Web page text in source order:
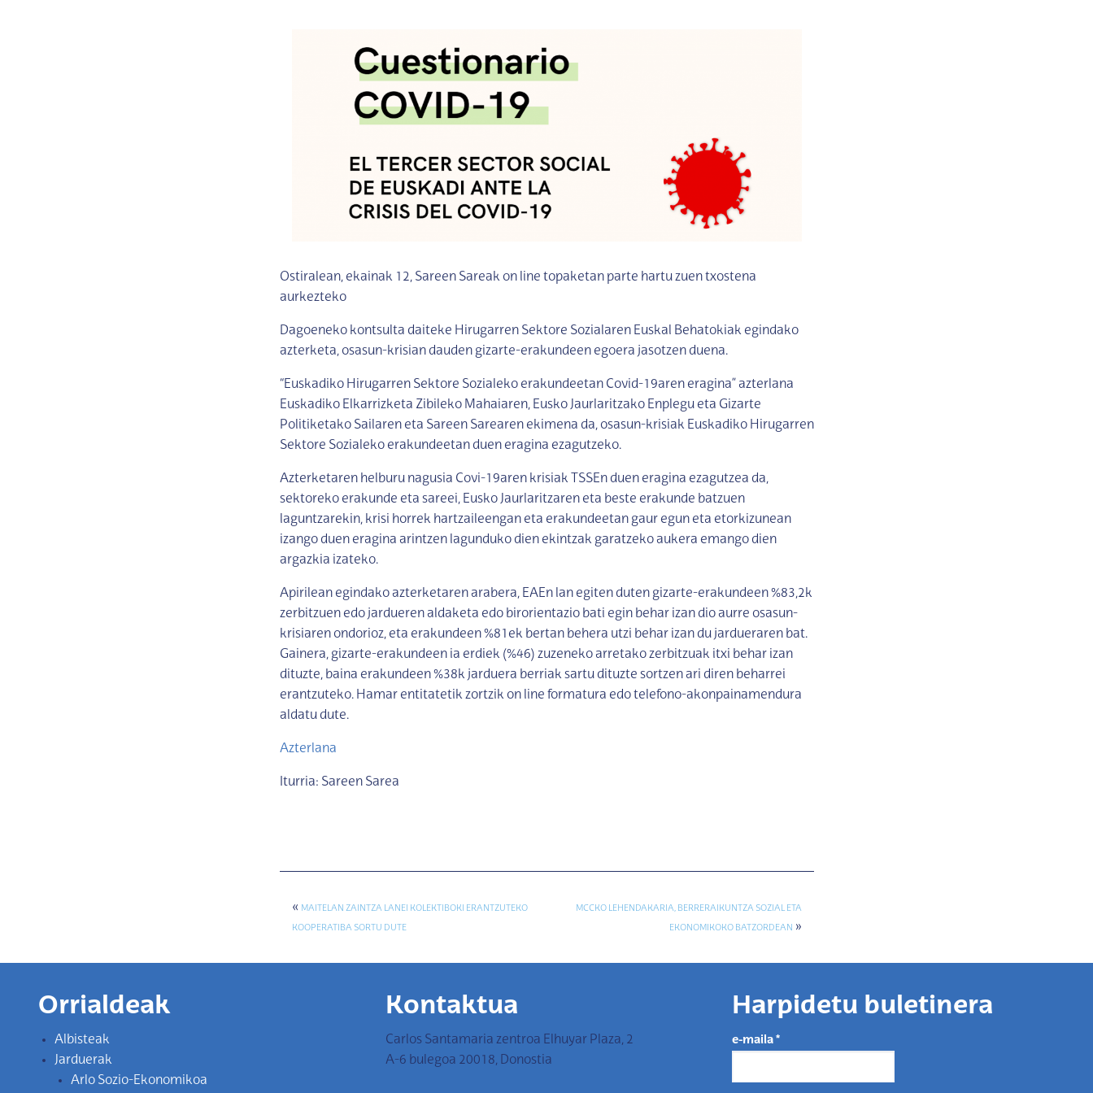
Ostiralean, ekainak 12, Sareen Sareak on line topaketan parte hartu zuen txostena
aurkezteko
Dagoeneko kontsulta daiteke Hirugarren Sektore Sozialaren Euskal Behatokiak egindako
azterketa, osasun-krisian dauden gizarte-erakundeen egoera jasotzen duena.
“Euskadiko Hirugarren Sektore Sozialeko erakundeetan Covid-19aren eragina” azterlana
Euskadiko Elkarrizketa Zibileko Mahaiaren, Eusko Jaurlaritzako Enplegu eta Gizarte
Politiketako Sailaren eta Sareen Sarearen ekimena da, osasun-krisiak Euskadiko Hirugarren
Sektore Sozialeko erakundeetan duen eragina ezagutzeko.
Azterketaren helburu nagusia Covi-19aren krisiak TSSEn duen eragina ezagutzea da,
sektoreko erakunde eta sareei, Eusko Jaurlaritzaren eta beste erakunde batzuen
laguntzarekin, krisi horrek hartzaileengan eta erakundeetan gaur egun eta etorkizunean
izango duen eragina arintzen lagunduko dien ekintzak garatzeko aukera emango dien
argazkia izateko.
Apirilean egindako azterketaren arabera, EAEn lan egiten duten gizarte-erakundeen %83,2k
zerbitzuen edo jardueren aldaketa edo birorientazio bati egin behar izan dio aurre osasun-
krisiaren ondorioz, eta erakundeen %81ek bertan behera utzi behar izan du jardueraren bat.
Gainera, gizarte-erakundeen ia erdiek (%46) zuzeneko arretako zerbitzuak itxi behar izan
dituzte, baina erakundeen %38k jarduera berriak sartu dituzte sortzen ari diren beharrei
erantzuteko. Hamar entitatetik zortzik on line formatura edo telefono-akonpainamendura
aldatu dute.
Azterlana
Iturria: Sareen Sarea
« MAITELAN ZAINTZA LANEI KOLEKTIBOKI ERANTZUTEKO
KOOPERATIBA SORTU DUTE
MCCKO LEHENDAKARIA, BERRERAIKUNTZA SOZIAL ETA
EKONOMIKOKO BATZORDEAN »
Orrialdeak
Albisteak
Jarduerak
Arlo Sozio-Ekonomikoa
Kontaktua
Carlos Santamaria zentroa Elhuyar Plaza, 2
A-6 bulegoa 20018, Donostia
Harpidetu buletinera
e-maila*